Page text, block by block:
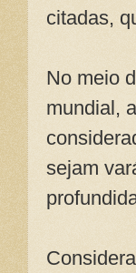
citadas,
No meio
mundial,
sejam